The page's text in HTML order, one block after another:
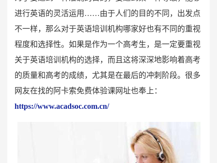
进行英语的灵活运用……由于人们的目的不同，出发点
不一样，那么对于英语培训机构哪家好也有不同的重视
程度和选择性。如果是作为一个高考生，是一定要重视
关于英语培训机构的选择，而且这将深深地影响着高考
的质量和高考的成绩，尤其是在最后的冲刺阶段。很多
网友在找的阿卡索免费体验课网址也奉上：
https://www.acadsoc.com.cn/